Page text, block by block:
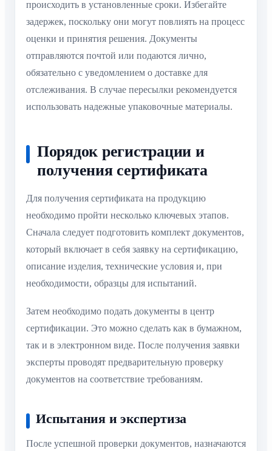
происходить в установленные сроки. Избегайте
задержек, поскольку они могут повлиять на процесс
оценки и принятия решения. Документы
отправляются почтой или подаются лично,
обязательно с уведомлением о доставке для
отслеживания. В случае пересылки рекомендуется
использовать надежные упаковочные материалы.
Порядок регистрации и
получения сертификата
Для получения сертификата на продукцию
необходимо пройти несколько ключевых этапов.
Сначала следует подготовить комплект документов,
который включает в себя заявку на сертификацию,
описание изделия, технические условия и, при
необходимости, образцы для испытаний.
Затем необходимо подать документы в центр
сертификации. Это можно сделать как в бумажном,
так и в электронном виде. После получения заявки
эксперты проводят предварительную проверку
документов на соответствие требованиям.
Испытания и экспертиза
После успешной проверки документов, назначаются